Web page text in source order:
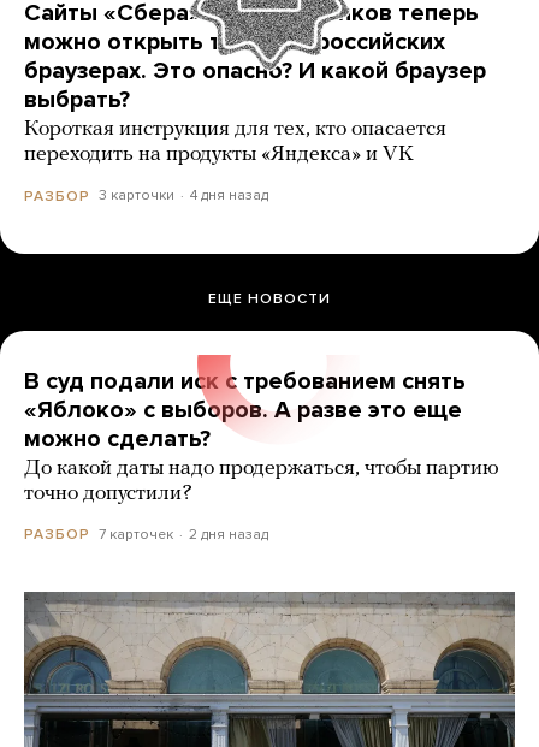
Сайты «Сбера» и других банков теперь
можно открыть только в российских
браузерах. Это опасно? И какой браузер
выбрать?
Короткая инструкция для тех, кто опасается
переходить на продукты «Яндекса» и VK
РАЗБОР 3 карточки 4 дня назад
ЕЩЕ НОВОСТИ
В суд подали иск с требованием снять
«Яблоко» с выборов. А разве это еще
можно сделать?
До какой даты надо продержаться, чтобы партию
точно допустили?
РАЗБОР 7 карточек 2 дня назад